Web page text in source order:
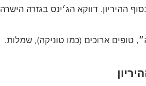
ההיריון. דווקא הג׳ינס בגזרה הישרה
ארוכים (כמו טוניקה), שמלות.